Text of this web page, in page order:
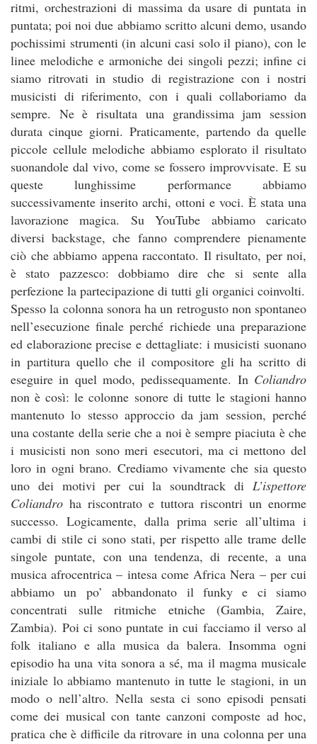
ritmi, orchestrazioni di massima da usare di puntata in
puntata; poi noi due abbiamo scritto alcuni demo, usando
pochissimi strumenti (in alcuni casi solo il piano), con le
linee melodiche e armoniche dei singoli pezzi; infine ci
siamo ritrovati in studio di registrazione con i nostri
musicisti di riferimento, con i quali collaboriamo da
sempre. Ne è risultata una grandissima jam session
durata cinque giorni. Praticamente, partendo da quelle
piccole cellule melodiche abbiamo esplorato il risultato
suonandole dal vivo, come se fossero improvvisate. E su
queste lunghissime performance abbiamo
successivamente inserito archi, ottoni e voci. È stata una
lavorazione magica. Su YouTube abbiamo caricato
diversi backstage, che fanno comprendere pienamente
ciò che abbiamo appena raccontato. Il risultato, per noi,
è stato pazzesco: dobbiamo dire che si sente alla
perfezione la partecipazione di tutti gli organici coinvolti.
Spesso la colonna sonora ha un retrogusto non spontaneo
nell’esecuzione finale perché richiede una preparazione
ed elaborazione precise e dettagliate: i musicisti suonano
in partitura quello che il compositore gli ha scritto di
eseguire in quel modo, pedissequamente. In Coliandro
non è così: le colonne sonore di tutte le stagioni hanno
mantenuto lo stesso approccio da jam session, perché
una costante della serie che a noi è sempre piaciuta è che
i musicisti non sono meri esecutori, ma ci mettono del
loro in ogni brano. Crediamo vivamente che sia questo
uno dei motivi per cui la soundtrack di L’ispettore
Coliandro ha riscontrato e tuttora riscontri un enorme
successo. Logicamente, dalla prima serie all’ultima i
cambi di stile ci sono stati, per rispetto alle trame delle
singole puntate, con una tendenza, di recente, a una
musica afrocentrica – intesa come Africa Nera – per cui
abbiamo un po’ abbandonato il funky e ci siamo
concentrati sulle ritmiche etniche (Gambia, Zaire,
Zambia). Poi ci sono puntate in cui facciamo il verso al
folk italiano e alla musica da balera. Insomma ogni
episodio ha una vita sonora a sé, ma il magma musicale
iniziale lo abbiamo mantenuto in tutte le stagioni, in un
modo o nell’altro. Nella sesta ci sono episodi pensati
come dei musical con tante canzoni composte ad hoc,
pratica che è difficile da ritrovare in una colonna per una